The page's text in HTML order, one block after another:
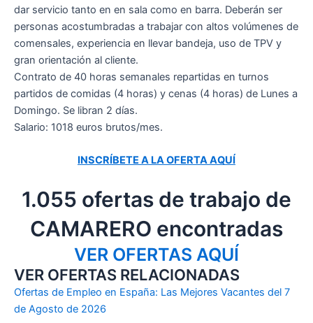
dar servicio tanto en en sala como en barra. Deberán ser
personas acostumbradas a trabajar con altos volúmenes de
comensales, experiencia en llevar bandeja, uso de TPV y
gran orientación al cliente.
Contrato de 40 horas semanales repartidas en turnos
partidos de comidas (4 horas) y cenas (4 horas) de Lunes a
Domingo. Se libran 2 días.
Salario: 1018 euros brutos/mes.
INSCRÍBETE A LA OFERTA AQUÍ
1.055 ofertas de trabajo de
CAMARERO encontradas
VER OFERTAS AQUÍ
VER OFERTAS RELACIONADAS
Ofertas de Empleo en España: Las Mejores Vacantes del 7
de Agosto de 2026